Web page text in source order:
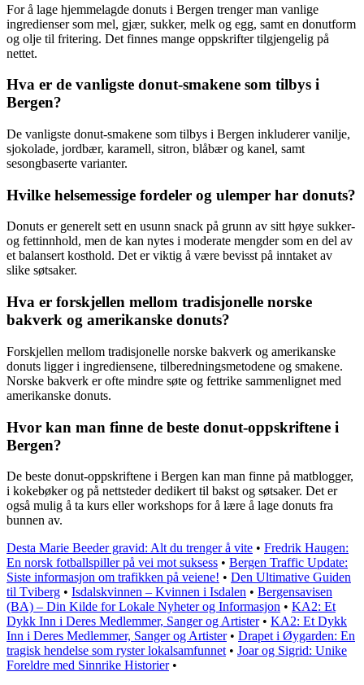
For å lage hjemmelagde donuts i Bergen trenger man vanlige
ingredienser som mel, gjær, sukker, melk og egg, samt en donutform
og olje til fritering. Det finnes mange oppskrifter tilgjengelig på
nettet.
Hva er de vanligste donut-smakene som tilbys i
Bergen?
De vanligste donut-smakene som tilbys i Bergen inkluderer vanilje,
sjokolade, jordbær, karamell, sitron, blåbær og kanel, samt
sesongbaserte varianter.
Hvilke helsemessige fordeler og ulemper har donuts?
Donuts er generelt sett en usunn snack på grunn av sitt høye sukker-
og fettinnhold, men de kan nytes i moderate mengder som en del av
et balansert kosthold. Det er viktig å være bevisst på inntaket av
slike søtsaker.
Hva er forskjellen mellom tradisjonelle norske
bakverk og amerikanske donuts?
Forskjellen mellom tradisjonelle norske bakverk og amerikanske
donuts ligger i ingrediensene, tilberedningsmetodene og smakene.
Norske bakverk er ofte mindre søte og fettrike sammenlignet med
amerikanske donuts.
Hvor kan man finne de beste donut-oppskriftene i
Bergen?
De beste donut-oppskriftene i Bergen kan man finne på matblogger,
i kokebøker og på nettsteder dedikert til bakst og søtsaker. Det er
også mulig å ta kurs eller workshops for å lære å lage donuts fra
bunnen av.
Desta Marie Beeder gravid: Alt du trenger å vite • Fredrik Haugen:
En norsk fotballspiller på vei mot suksess • Bergen Traffic Update:
Siste informasjon om trafikken på veiene! • Den Ultimative Guiden
til Tviberg • Isdalskvinnen – Kvinnen i Isdalen • Bergensavisen
(BA) – Din Kilde for Lokale Nyheter og Informasjon • KA2: Et
Dykk Inn i Deres Medlemmer, Sanger og Artister• KA2: Et Dykk
Inn i Deres Medlemmer, Sanger og Artister• Drapet i Øygarden: En
tragisk hendelse som ryster lokalsamfunnet • Joar og Sigrid: Unike
Foreldre med Sinnrike Historier•